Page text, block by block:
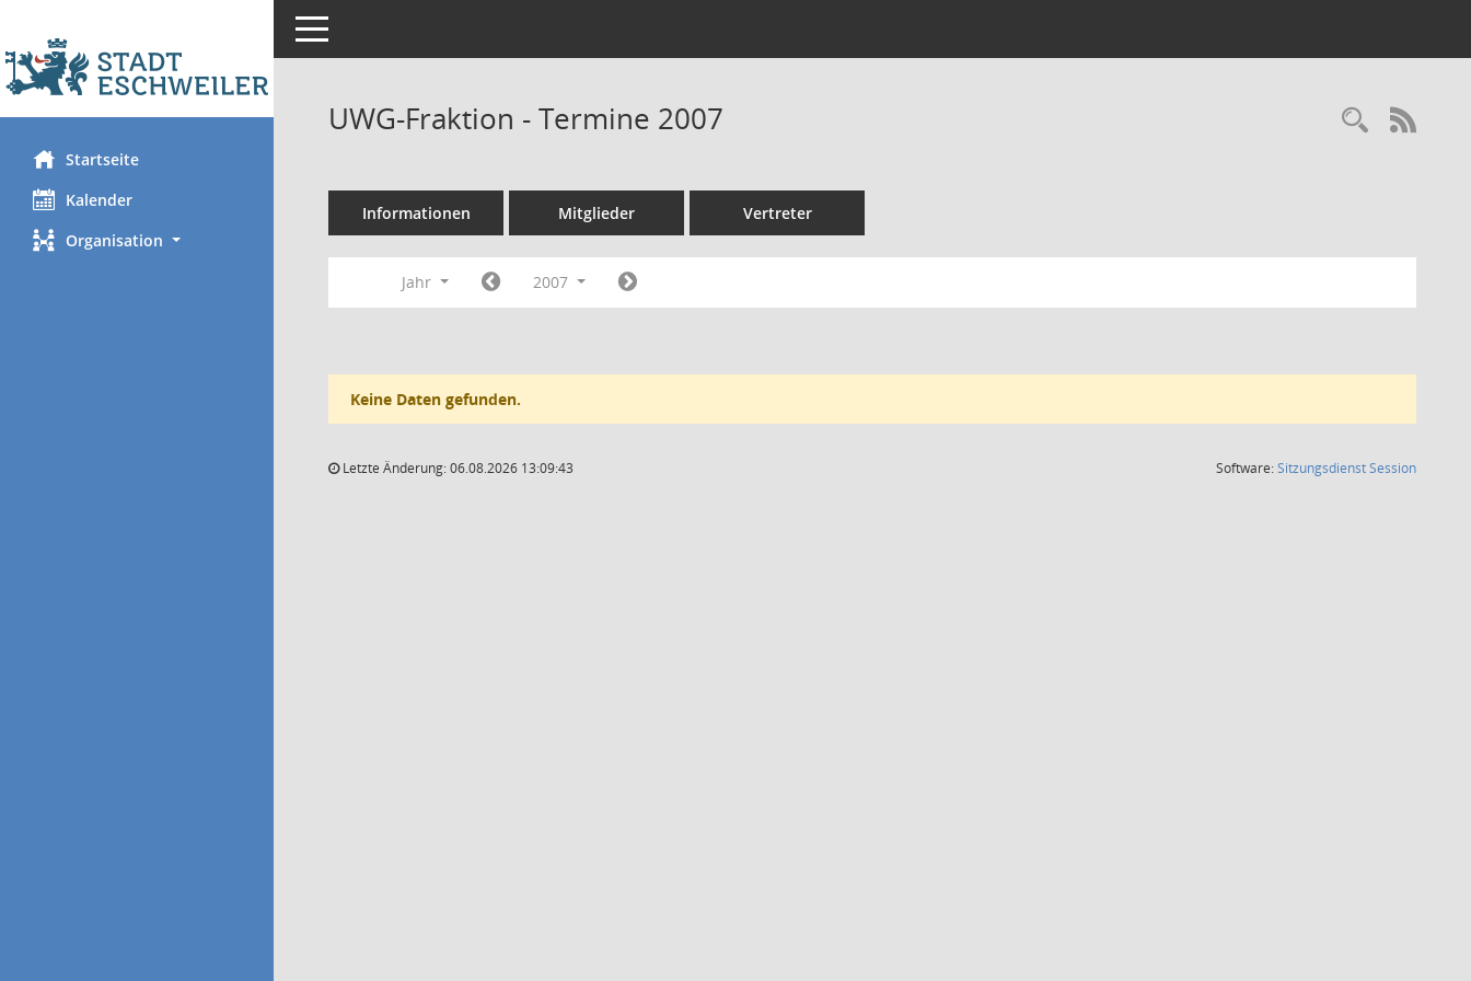
Startseite
Kalender
Organisation
Toggle navigation
UWG-Fraktion - Termine 2007
Informationen Mitglieder Vertreter
Jahr 2007
Keine Daten gefunden.
Letzte Änderung: 06.08.2026 13:09:43 Software:SitzungsdienstSession(Wird in